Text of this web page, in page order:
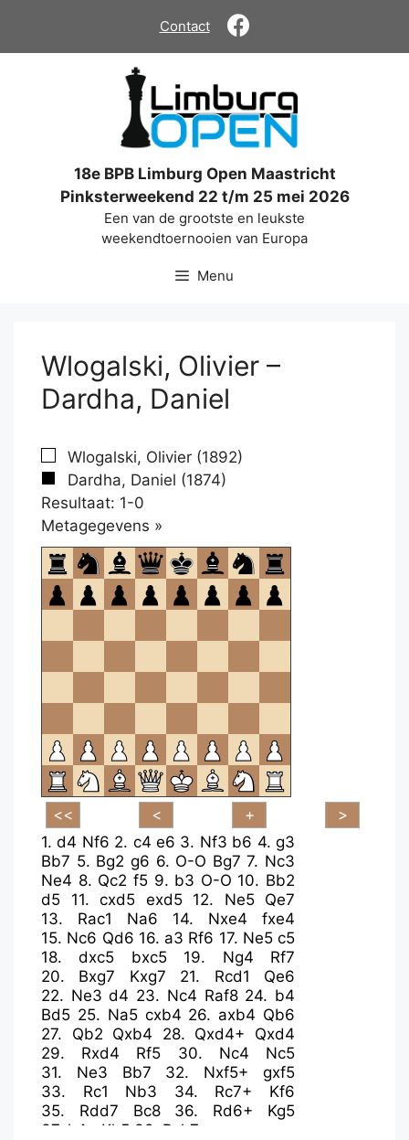
de
Contact
18e BPB Limburg Open Maastricht
Pinksterweekend 22 t/m 25 mei 2026
Een van de grootste en leukste
weekendtoernooien van Europa
Menu
Wlogalski, Olivier –
Dardha, Daniel
Wlogalski, Olivier (1892)
Dardha, Daniel (1874)
Resultaat: 1-0
Metagegevens »
om
te
openen.
1.d4 Nf6 2. c4 e6 3. Nf3 b6 4.g3
Bb7 5. Bg2 g6 6. O-O Bg7 7. Nc3
Ne4 8. Qc2 f5 9. b3 O-O 10. Bb2
d5
11. cxd5 exd5 12. Ne5
Qe7
13. Rac1 Na6 14. Nxe4
fxe4
15. Nc6 Qd6 16. a3 Rf6 17. Ne5 c5
18.dxc5 bxc5 19. Ng4
Rf7
20. Bxg7 Kxg7 21. Rcd1
Qe6
22. Ne3 d4 23. Nc4 Raf8 24. b4
Bd5 25. Na5 cxb4 26. axb4 Qb6
27. Qb2 Qxb4 28. Qxd4+
Qxd4
29. Rxd4 Rf5 30. Nc4
Nc5
31. Ne3 Bb7 32. Nxf5+
gxf5
33. Rc1 Nb3 34. Rc7+
Kf6
35. Rdd7 Bc8 36. Rd6+
Kg5
37. h4+ Kh5 38. Rxh7+